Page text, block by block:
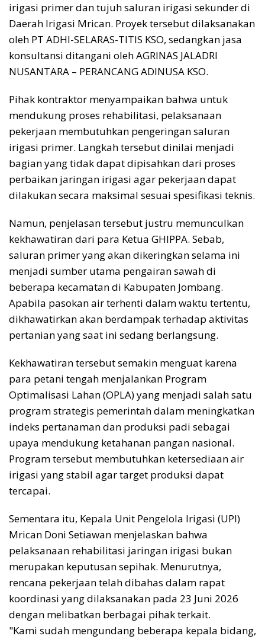
irigasi primer dan tujuh saluran irigasi sekunder di
Daerah Irigasi Mrican. Proyek tersebut dilaksanakan
oleh PT ADHI-SELARAS-TITIS KSO, sedangkan jasa
konsultansi ditangani oleh AGRINAS JALADRI
NUSANTARA – PERANCANG ADINUSA KSO.
Pihak kontraktor menyampaikan bahwa untuk
mendukung proses rehabilitasi, pelaksanaan
pekerjaan membutuhkan pengeringan saluran
irigasi primer. Langkah tersebut dinilai menjadi
bagian yang tidak dapat dipisahkan dari proses
perbaikan jaringan irigasi agar pekerjaan dapat
dilakukan secara maksimal sesuai spesifikasi teknis.
Namun, penjelasan tersebut justru memunculkan
kekhawatiran dari para Ketua GHIPPA. Sebab,
saluran primer yang akan dikeringkan selama ini
menjadi sumber utama pengairan sawah di
beberapa kecamatan di Kabupaten Jombang.
Apabila pasokan air terhenti dalam waktu tertentu,
dikhawatirkan akan berdampak terhadap aktivitas
pertanian yang saat ini sedang berlangsung.
Kekhawatiran tersebut semakin menguat karena
para petani tengah menjalankan Program
Optimalisasi Lahan (OPLA) yang menjadi salah satu
program strategis pemerintah dalam meningkatkan
indeks pertanaman dan produksi padi sebagai
upaya mendukung ketahanan pangan nasional.
Program tersebut membutuhkan ketersediaan air
irigasi yang stabil agar target produksi dapat
tercapai.
Sementara itu, Kepala Unit Pengelola Irigasi (UPI)
Mrican Doni Setiawan menjelaskan bahwa
pelaksanaan rehabilitasi jaringan irigasi bukan
merupakan keputusan sepihak. Menurutnya,
rencana pekerjaan telah dibahas dalam rapat
koordinasi yang dilaksanakan pada 23 Juni 2026
dengan melibatkan berbagai pihak terkait.
"Kami sudah mengundang beberapa kepala bidang,